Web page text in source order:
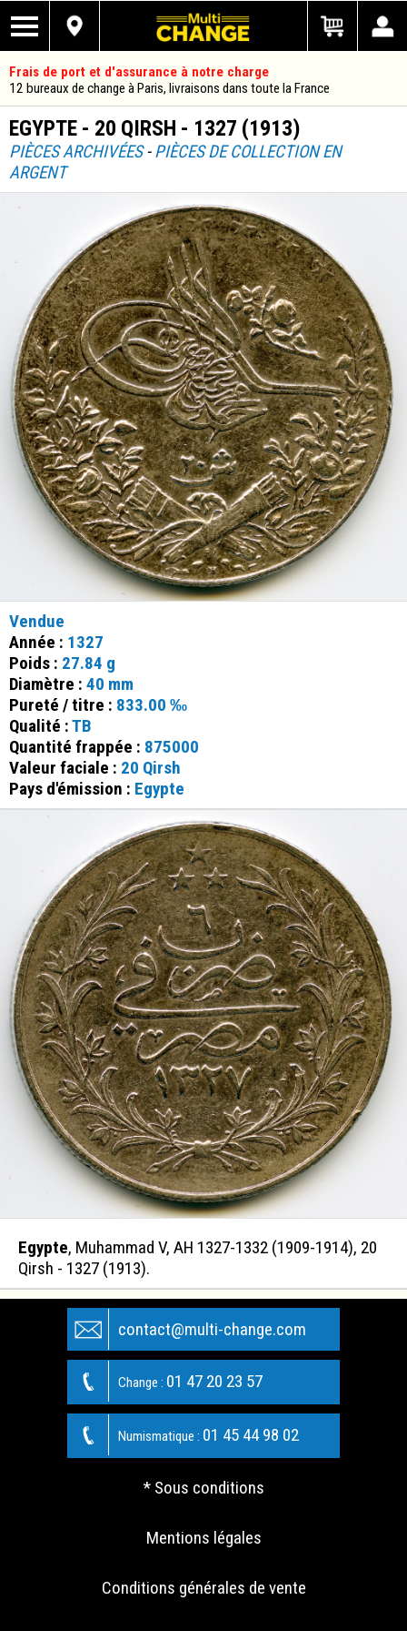
Frais de port et d'assurance à notre charge
12 bureaux de change à Paris, livraisons dans toute la France
EGYPTE - 20 QIRSH - 1327 (1913)
PIÈCES ARCHIVÉES-PIÈCES DE COLLECTION EN
ARGENT
Vendue
Année : 1327
Poids : 27.84 g
Diamètre : 40 mm
Pureté / titre : 833.00 ‰
Qualité :TB
Quantité frappée : 875000
Valeur faciale : 20 Qirsh
Pays d'émission : Egypte
Egypte, Muhammad V, AH 1327-1332 (1909-1914), 20
Qirsh - 1327 (1913).
contact@multi-change.com
Change : 01 47 20 23 57
Numismatique : 01 45 44 98 02
* Sous conditions
Mentions légales
Conditions générales de vente